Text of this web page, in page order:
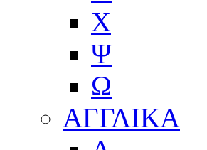
Χ
Ψ
Ω
ΑΓΓΛΙΚΑ